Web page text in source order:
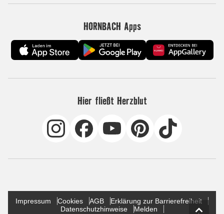
HORNBACH Apps
Hier fließt Herzblut
Impressum Cookies AGB
Erklärung zur Barrierefreiheit
Datenschutzhinweise
Melden